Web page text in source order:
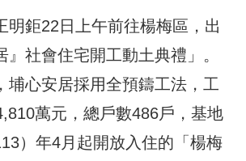
明鉅22日上午前往楊梅區，出
』社會住宅開工動土典禮」。
埔心安居採用全預鑄工法，工
萬元，總戶數486戶，基地
）年4月起開放入住的「楊梅